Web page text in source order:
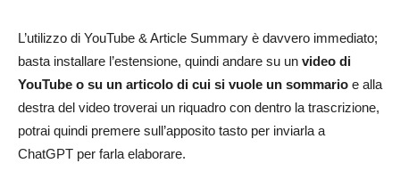
L’utilizzo di YouTube & Article Summary è davvero immediato;
basta installare l’estensione, quindi andare su un video di
YouTube o su un articolo di cui si vuole un sommario e alla
destra del video troverai un riquadro con dentro la trascrizione,
potrai quindi premere sull’apposito tasto per inviarla a
ChatGPT per farla elaborare.